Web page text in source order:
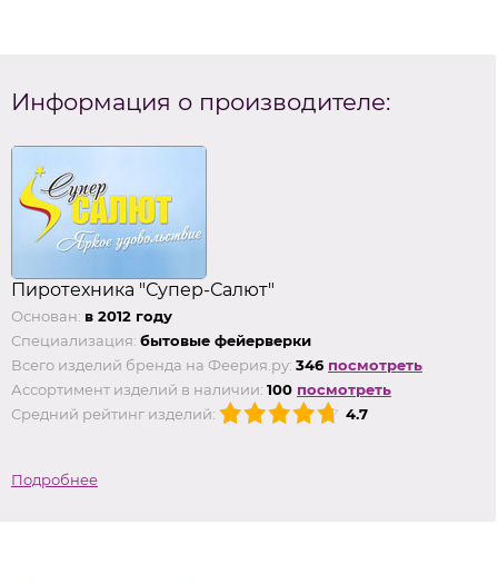
Информация о производителе:
Пиротехника "Супер-Салют"
Основан: в 2012 году
Специализация: бытовые фейерверки
Всего изделий бренда на Феерия.ру: 346 посмотреть
Ассортимент изделий в наличии: 100 посмотреть
Средний рейтинг изделий:
4.7
Подробнее